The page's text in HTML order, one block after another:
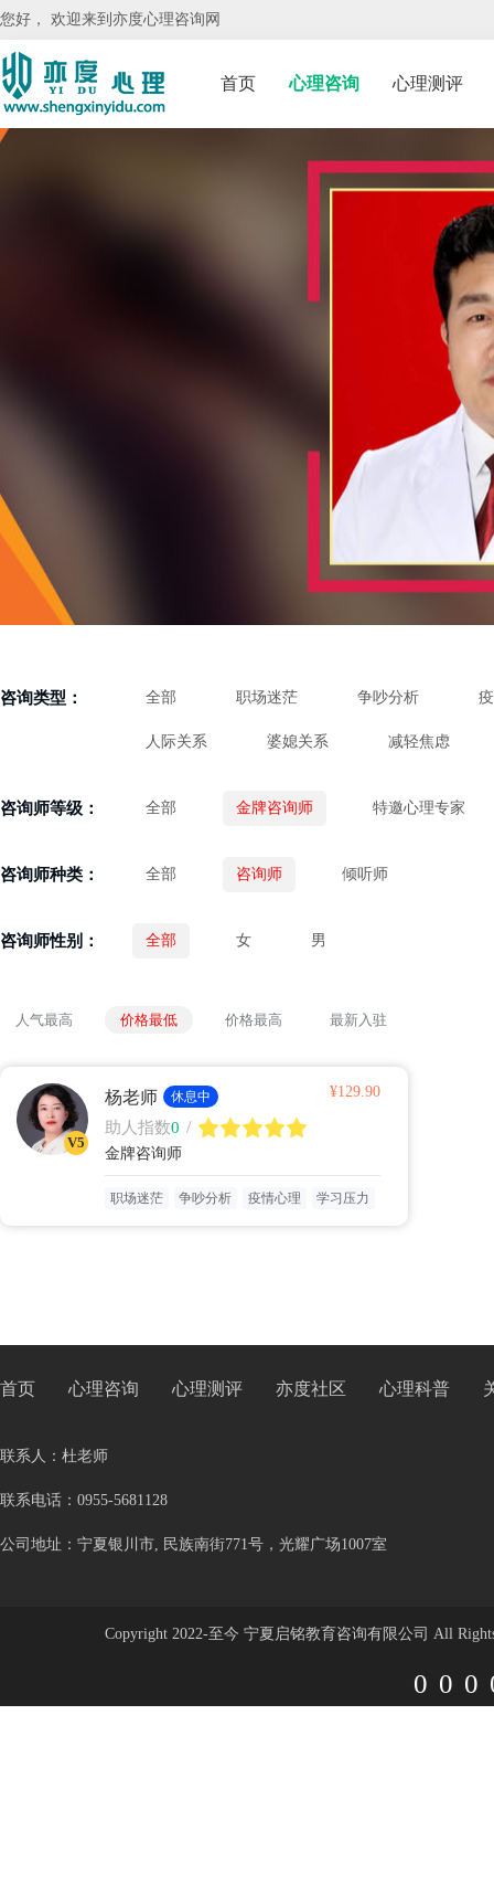
您好， 欢迎来到亦度心理咨询网
首页 心理咨询 心理测评
咨询类型： 全部 职场迷茫 争吵分析
人际关系 婆媳关系 减轻焦虑
咨询师等级： 全部 金牌咨询师 特邀心理专家
咨询师种类： 全部 咨询师 倾听师
咨询师性别： 全部 女 男
人气最高 价格最低 价格最高 最新入驻
V5
杨老师 休息中 ¥129.90
助人指数0 /
金牌咨询师
职场迷茫 争吵分析 疫情心理 学习压力
首页 心理咨询 心理测评 亦度社区 心理科普
联系人：杜老师
联系电话：0955-5681128
公司地址：宁夏银川市, 民族南街771号，光耀广场1007室
Copyright 2022-至今 宁夏启铭教育咨询有限公司 All